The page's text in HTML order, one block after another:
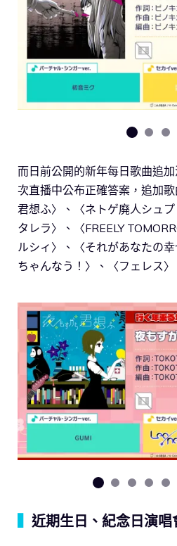
而日前公開的新年每日歌曲追
次直播中公布正確答案，追加
君想ふ〉、〈ネトゲ廃人シュ
タレラ〉、〈FREELY
ルシィ〉、〈それがあなたの
ちゃんなう！〉、〈フェレス〉
近期生日、紀念日演唱